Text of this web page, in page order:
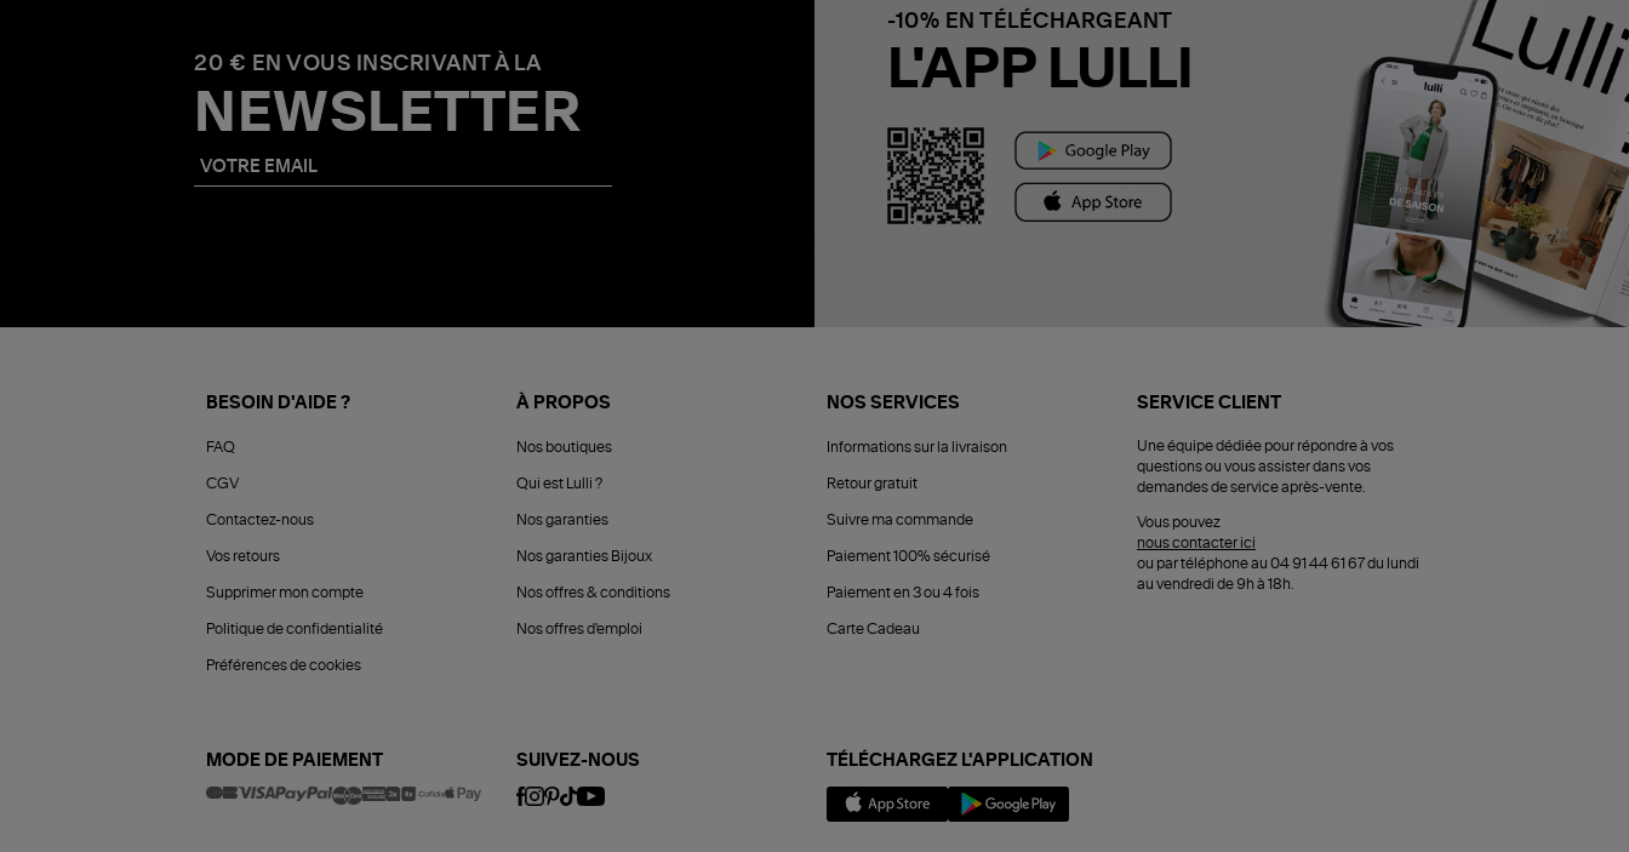
20 € EN VOUS INSCRIVANT À LA
NEWSLETTER
-10% EN TÉLÉCHARGEANT
L'APP LULLI
BESOIN D'AIDE ?
FAQ
CGV
Contactez-nous
Vos retours
Supprimer mon compte
Politique de confidentialité
Préférences de cookies
À PROPOS
Nos boutiques
Qui est Lulli ?
Nos garanties
Nos garanties Bijoux
Nos offres & conditions
Nos offres d'emploi
NOS SERVICES
Informations sur la livraison
Retour gratuit
Suivre ma commande
Paiement 100% sécurisé
Paiement en 3 ou 4 fois
Carte Cadeau
SERVICE CLIENT
Une équipe dédiée pour répondre à vos
questions ou vous assister dans vos
demandes de service après-vente.
Vous pouvez
nous contacter ici
ou par téléphone au 04 91 44 61 67 du lundi
au vendredi de 9h à 18h.
MODE DE PAIEMENT SUIVEZ-NOUS TÉLÉCHARGEZ L'APPLICATION